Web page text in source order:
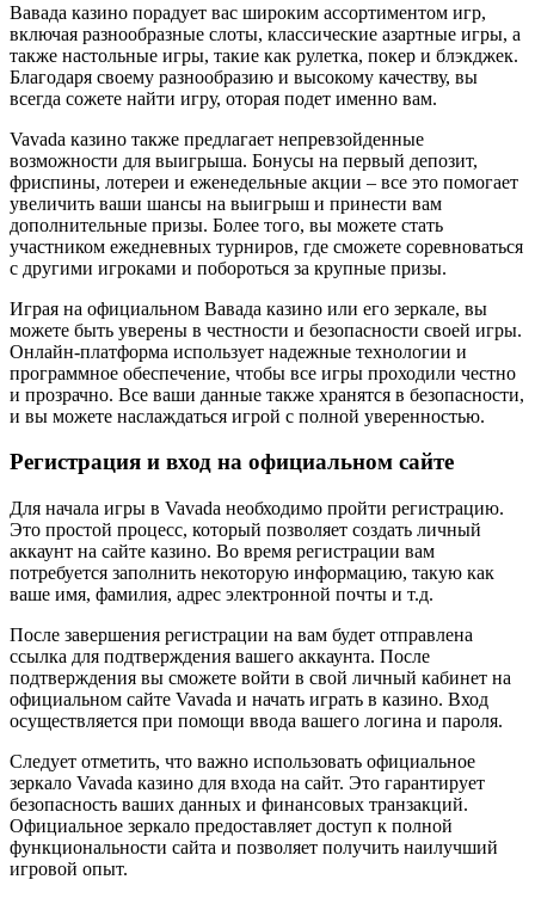
Вавада казино порадует вас широким ассортиментом игр,
включая разнообразные слоты, классические азартные игры, а
также настольные игры, такие как рулетка, покер и блэкджек.
Благодаря своему разнообразию и высокому качеству, вы
всегда сожете найти игру, оторая подет именно вам.
Vavada казино также предлагает непревзойденные
возможности для выигрыша. Бонусы на первый депозит,
фриспины, лотереи и еженедельные акции – все это помогает
увеличить ваши шансы на выигрыш и принести вам
дополнительные призы. Более того, вы можете стать
участником ежедневных турниров, где сможете соревноваться
с другими игроками и побороться за крупные призы.
Играя на официальном Вавада казино или его зеркале, вы
можете быть уверены в честности и безопасности своей игры.
Онлайн-платформа использует надежные технологии и
программное обеспечение, чтобы все игры проходили честно
и прозрачно. Все ваши данные также хранятся в безопасности,
и вы можете наслаждаться игрой с полной уверенностью.
Регистрация и вход на официальном сайте
Для начала игры в Vavada необходимо пройти регистрацию.
Это простой процесс, который позволяет создать личный
аккаунт на сайте казино. Во время регистрации вам
потребуется заполнить некоторую информацию, такую как
ваше имя, фамилия, адрес электронной почты и т.д.
После завершения регистрации на вам будет отправлена
ссылка для подтверждения вашего аккаунта. После
подтверждения вы сможете войти в свой личный кабинет на
официальном сайте Vavada и начать играть в казино. Вход
осуществляется при помощи ввода вашего логина и пароля.
Следует отметить, что важно использовать официальное
зеркало Vavada казино для входа на сайт. Это гарантирует
безопасность ваших данных и финансовых транзакций.
Официальное зеркало предоставляет доступ к полной
функциональности сайта и позволяет получить наилучший
игровой опыт.